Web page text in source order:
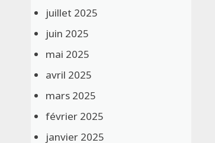
juillet 2025
juin 2025
mai 2025
avril 2025
mars 2025
février 2025
janvier 2025